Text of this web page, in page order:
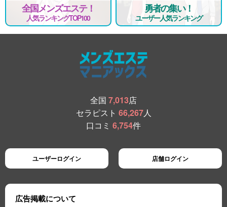
全国メンズエステ！
人気ランキングTOP100
勇者の集い！
ユーザー人気ランキング
全国 7,013店
セラピスト 66,267人
口コミ 6,754件
ユーザーログイン 店舗ログイン
広告掲載について